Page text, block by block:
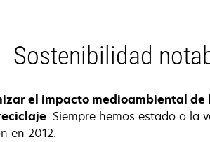
Sostenibilidad
el impacto medioambiental de
. Siempre hemos estado a la
en 2012.